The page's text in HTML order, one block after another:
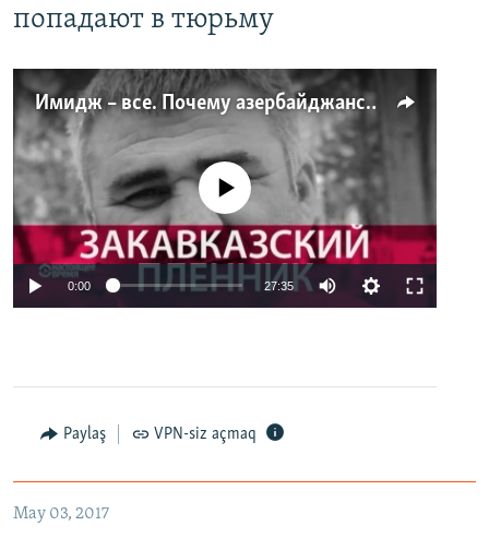
попадают в тюрьму
Имидж – все. Почему азербайджанские правозащитники и независимые журналисты попадают в тюрьму
No media source currently available
0:00 27:35
Paylaş VPN-siz açmaq
May 03, 2017